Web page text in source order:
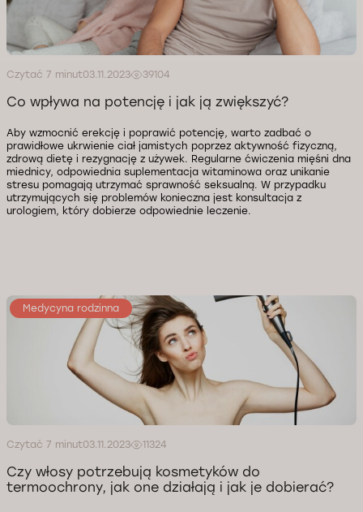
Czytać 7 minut03.11.2023 39104
Co wpływa na potencję i jak ją zwiększyć?
Aby wzmocnić erekcję i poprawić potencję, warto zadbać o
prawidłowe ukrwienie ciał jamistych poprzez aktywność fizyczną,
zdrową dietę i rezygnację z używek. Regularne ćwiczenia mięśni dna
miednicy, odpowiednia suplementacja witaminowa oraz unikanie
stresu pomagają utrzymać sprawność seksualną. W przypadku
utrzymujących się problemów konieczna jest konsultacja z
urologiem, który dobierze odpowiednie leczenie.
Medycyna rodzinna
Czytać 7 minut03.11.2023 11324
Czy włosy potrzebują kosmetyków do
termoochrony, jak one działają i jak je dobierać?